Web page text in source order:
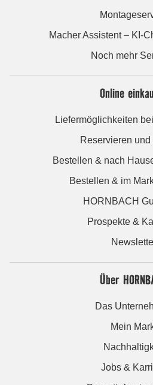
Macher Assistent – KI-
Noch mehr
Online
Liefermöglichkeiten
Reservieren
Bestellen & nach
Bestellen & im
HORNBACH
Prospekte &
Über
Das
Mein
Jobs &